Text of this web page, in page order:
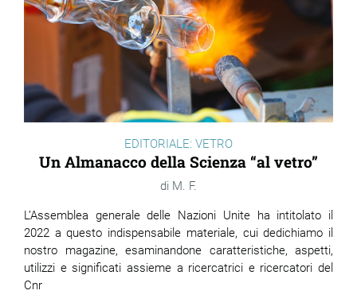
EDITORIALE: VETRO
Un Almanacco della Scienza “al vetro”
M. F.
L’Assemblea generale delle Nazioni Unite ha intitolato il
2022 a questo indispensabile materiale, cui dedichiamo il
nostro magazine, esaminandone caratteristiche, aspetti,
utilizzi e significati assieme a ricercatrici e ricercatori del
Cnr